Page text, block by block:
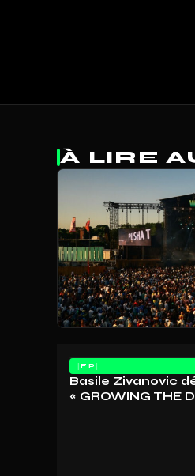
À LIRE
EP
Basile Zivanovic
« GROWING THE